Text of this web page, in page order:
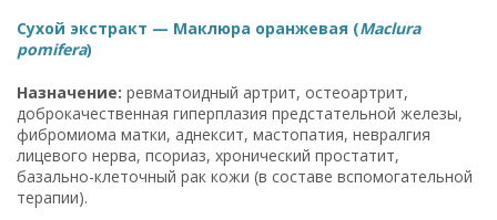
Сухой экстракт — Маклюра оранжевая (Maclura
pomifera)
Назначение: ревматоидный артрит, остеоартрит,
доброкачественная гиперплазия предстательной железы,
фибромиома матки, аднексит, мастопатия, невралгия
лицевого нерва, псориаз, хронический простатит,
базально-клеточный рак кожи (в составе вспомогательной
терапии).